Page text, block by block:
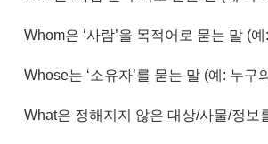
Whom은 ‘사람’을 목적어로 묻는 말 (
Whose는 ‘소유자’를 묻는 말 (예: 누구
What은 정해지지 않은 대상/사물/정보